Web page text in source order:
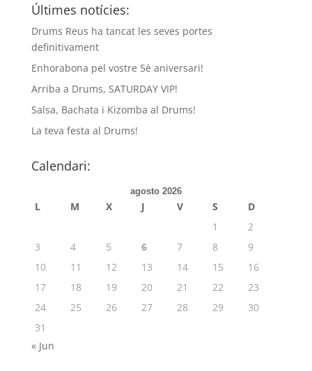
Últimes notícies:
Drums Reus ha tancat les seves portes
definitivament
Enhorabona pel vostre 5è aniversari!
Arriba a Drums, SATURDAY VIP!
Salsa, Bachata i Kizomba al Drums!
La teva festa al Drums!
Calendari:
agosto 2026
L M X J V S
D
1
2
3
4 5 6 7 8
9
10
11 12 13 14 15
16
17
18 19 20 21 22
23
24
25 26 27 28 29
30
31
« Jun